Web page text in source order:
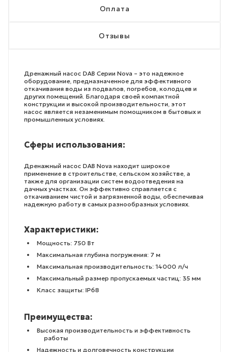
Оплата
Отзывы
Дренажный насос DAB Серии Nova – это надежное
оборудование, предназначенное для эффективного
откачивания воды из подвалов, погребов, колодцев и
других помещений. Благодаря своей компактной
конструкции и высокой производительности, этот
насос является незаменимым помощником в бытовых и
промышленных условиях.
Сферы использования:
Дренажный насос DAB Nova находит широкое
применение в строительстве, сельском хозяйстве, а
также для организации систем водоотведения на
дачных участках. Он эффективно справляется с
откачиванием чистой и загрязненной воды, обеспечивая
надежную работу в самых разнообразных условиях.
Характеристики:
Мощность: 750 Вт
Максимальная глубина погружения: 7 м
Максимальная производительность: 14000 л/ч
Максимальный размер пропускаемых частиц: 35 мм
Класс защиты: IP68
Преимущества:
Высокая производительность и эффективность
работы
Надежность и долговечность конструкции